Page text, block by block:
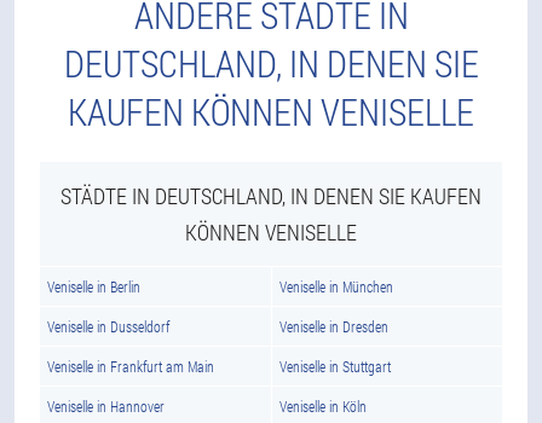
ANDERE STÄDTE IN
DEUTSCHLAND, IN DENEN SIE
KAUFEN KÖNNEN VENISELLE
STÄDTE IN DEUTSCHLAND, IN DENEN SIE KAUFEN
KÖNNEN VENISELLE
Veniselle in Berlin Veniselle in München
Veniselle in Dusseldorf Veniselle in Dresden
Veniselle in Frankfurt am Main Veniselle in Stuttgart
Veniselle in Hannover Veniselle in Köln